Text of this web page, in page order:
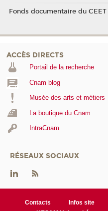
Fonds documentaire du CEET
ACCÈS DIRECTS
Portail de la recherche
Cnam blog
Musée des arts et métiers
La boutique du Cnam
IntraCnam
RÉSEAUX SOCIAUX
Contacts Infos site